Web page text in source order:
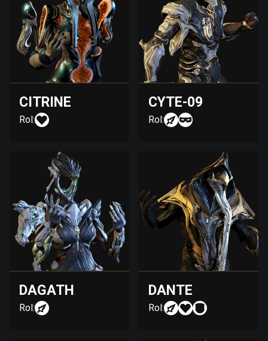
CITRINE
Rol:
CYTE-09
Rol:
DAGATH
Rol:
DANTE
Rol: